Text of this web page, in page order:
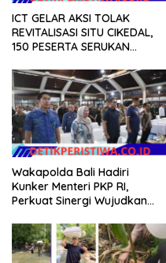
ICT GELAR AKSI TOLAK
REVITALISASI SITU CIKEDAL,
150 PESERTA SERUKAN
Wakapolda Bali Hadiri
Kunker Menteri PKP RI,
Perkuat Sinergi Wujudkan
Masyarakat